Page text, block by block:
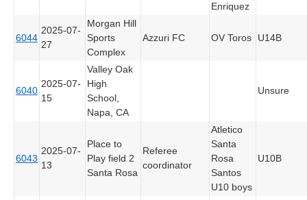
Enriquez
6044
2025-07-
27
Morgan Hill
Sports
Complex
Azzuri FC OV Toros U14B
6040
2025-07-
15
Valley Oak
High
School,
Napa, CA
Unsure
6043
2025-07-
13
Place to
Play field 2
Santa Rosa
Referee
coordinator
Atletico
Santa
Rosa
Santos
U10 boys
U10B